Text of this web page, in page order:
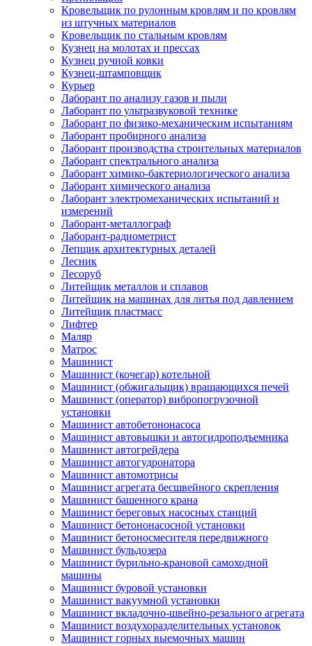
Кровельщик по рулонным кровлям и по кровлям
из штучных материалов
Кровельщик по стальным кровлям
Кузнец на молотах и прессах
Кузнец ручной ковки
Кузнец-штамповщик
Курьер
Лаборант по анализу газов и пыли
Лаборант по ультразвуковой технике
Лаборант по физико-механическим испытаниям
Лаборант пробирного анализа
Лаборант производства строительных материалов
Лаборант спектрального анализа
Лаборант химико-бактериологического анализа
Лаборант химического анализа
Лаборант электромеханических испытаний и
измерений
Лаборант-металлограф
Лаборант-радиометрист
Лепщик архитектурных деталей
Лесник
Лесоруб
Литейщик металлов и сплавов
Литейщик на машинах для литья под давлением
Литейщик пластмасс
Лифтер
Маляр
Матрос
Машинист
Машинист (кочегар) котельной
Машинист (обжигальщик) вращающихся печей
Машинист (оператор) вибропогрузочной
установки
Машинист автобетононасоса
Машинист автовышки и автогидроподъемника
Машинист автогрейдера
Машинист автогудронатора
Машинист автомотрисы
Машинист агрегата бесшвейного скрепления
Машинист башенного крана
Машинист береговых насосных станций
Машинист бетононасосной установки
Машинист бетоносмесителя передвижного
Машинист бульдозера
Машинист бурильно-крановой самоходной
машины
Машинист буровой установки
Машинист вакуумной установки
Машинист вкладочно-швейно-резального агрегата
Машинист воздухоразделительных установок
Машинист горных выемочных машин